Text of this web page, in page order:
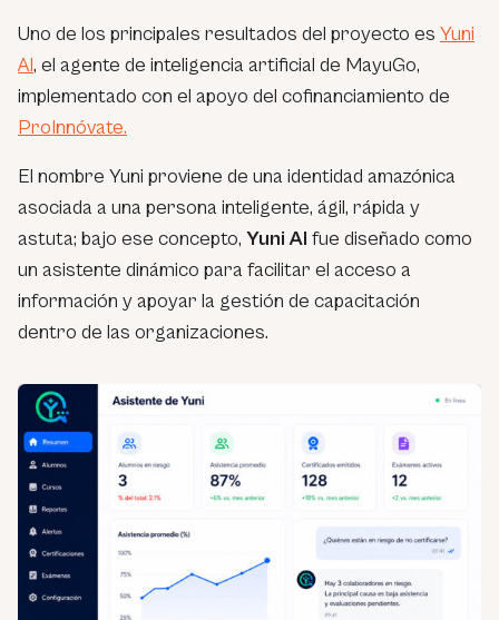
Uno de los principales resultados del proyecto es Yuni
AI, el agente de inteligencia artificial de MayuGo,
implementado con el apoyo del cofinanciamiento de
ProInnóvate.
El nombre Yuni proviene de una identidad amazónica
asociada a una persona inteligente, ágil, rápida y
astuta; bajo ese concepto, Yuni AI fue diseñado como
un asistente dinámico para facilitar el acceso a
información y apoyar la gestión de capacitación
dentro de las organizaciones.